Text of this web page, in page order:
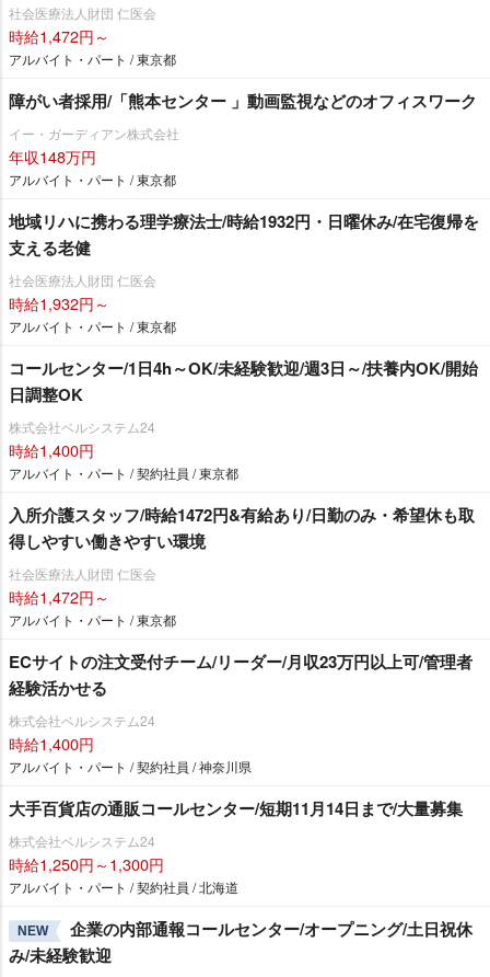
社会医療法人財団 仁医会
時給1,472円～
アルバイト・パート / 東京都
障がい者採用/「熊本センター 」動画監視などのオフィスワーク
イー・ガーディアン株式会社
年収148万円
アルバイト・パート / 東京都
地域リハに携わる理学療法士/時給1932円・日曜休み/在宅復帰を
支える老健
社会医療法人財団 仁医会
時給1,932円～
アルバイト・パート / 東京都
コールセンター/1日4h～OK/未経験歓迎/週3日～/扶養内OK/開始
日調整OK
株式会社ベルシステム24
時給1,400円
アルバイト・パート / 契約社員 / 東京都
入所介護スタッフ/時給1472円&有給あり/日勤のみ・希望休も取
得しやすい働きやすい環境
社会医療法人財団 仁医会
時給1,472円～
アルバイト・パート / 東京都
ECサイトの注文受付チーム/リーダー/月収23万円以上可/管理者
経験活かせる
株式会社ベルシステム24
時給1,400円
アルバイト・パート / 契約社員 / 神奈川県
大手百貨店の通販コールセンター/短期11月14日まで/大量募集
株式会社ベルシステム24
時給1,250円～1,300円
アルバイト・パート / 契約社員 / 北海道
NEW
企業の内部通報コールセンター/オープニング/土日祝休
み/未経験歓迎